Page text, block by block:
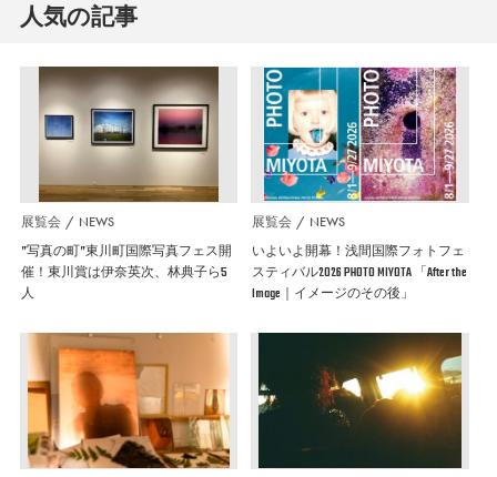
人気の記事
展覧会 NEWS
”写真の町”東川町国際写真フェス開
催！東川賞は伊奈英次、林典子ら5
人
展覧会 NEWS
いよいよ開幕！浅間国際フォトフェ
スティバル2026 PHOTO MIYOTA 「After the
Image｜イメージのその後」